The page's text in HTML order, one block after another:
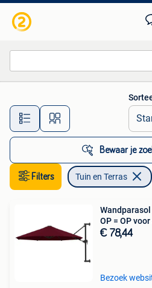
Alle afstanden…
Bewaar je
Filters Tuin en Terras
OP = OP
€ 78,44
Bezoek